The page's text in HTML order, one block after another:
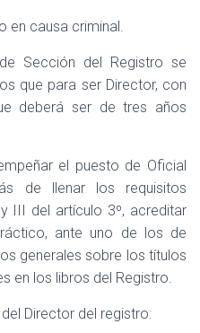
en causa criminal.
Sección del Registro se
que para ser Director, con
deberá ser de tres años
el puesto de Oficial
de llenar los requisitos
III del artículo 3º, acreditar
ante uno de los de
generales sobre los títulos
en los libros del Registro.
Director del registro: